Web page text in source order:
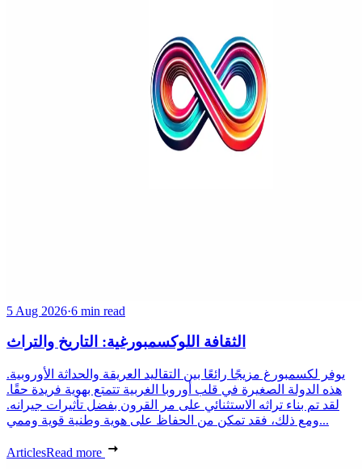
5 Aug 2026·6 min read
الثقافة اللوكسمبورغية: التاريخ والتراث
يوفر لكسمبورغ مزيجًا رائعًا بين التقاليد العريقة والحداثة الأوروبية.
هذه الدولة الصغيرة في قلب أوروبا الغربية تتمتع بهوية فريدة حقًا.
لقد تم بناء تراثه الاستثنائي على مر القرون بفضل تأثيرات جيرانه.
ومع ذلك، فقد تمكن من الحفاظ على هوية وطنية قوية وممي...
ArticlesRead more